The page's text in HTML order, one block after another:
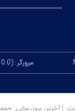
مرورگر: Google Chrome (131.0.0.0)
جمعه ۱۶ مرداد